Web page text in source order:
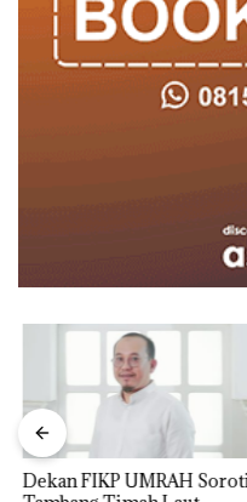
Dekan FIKP UMRAH Soroti